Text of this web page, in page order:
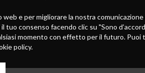
e per migliorare la nostra
tuo consenso facendo clic su "Sono
momento con effetto per il futuro. Puoi
policy.